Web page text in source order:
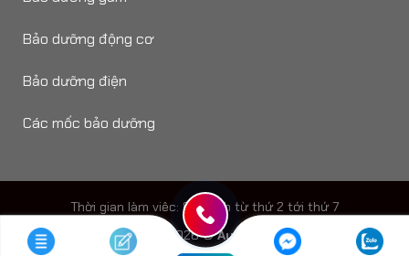
Bảo dưỡng động cơ
Bảo dưỡng điện
Các mốc bảo dưỡng
Thời gian làm viêc: 8h - 18h từ thứ 2 tới thứ 7
Copyright 2026 ©Auto Speedy